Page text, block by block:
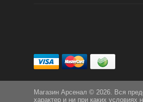
Магазин Арсенал © 2026. Вся
характер и ни при каких